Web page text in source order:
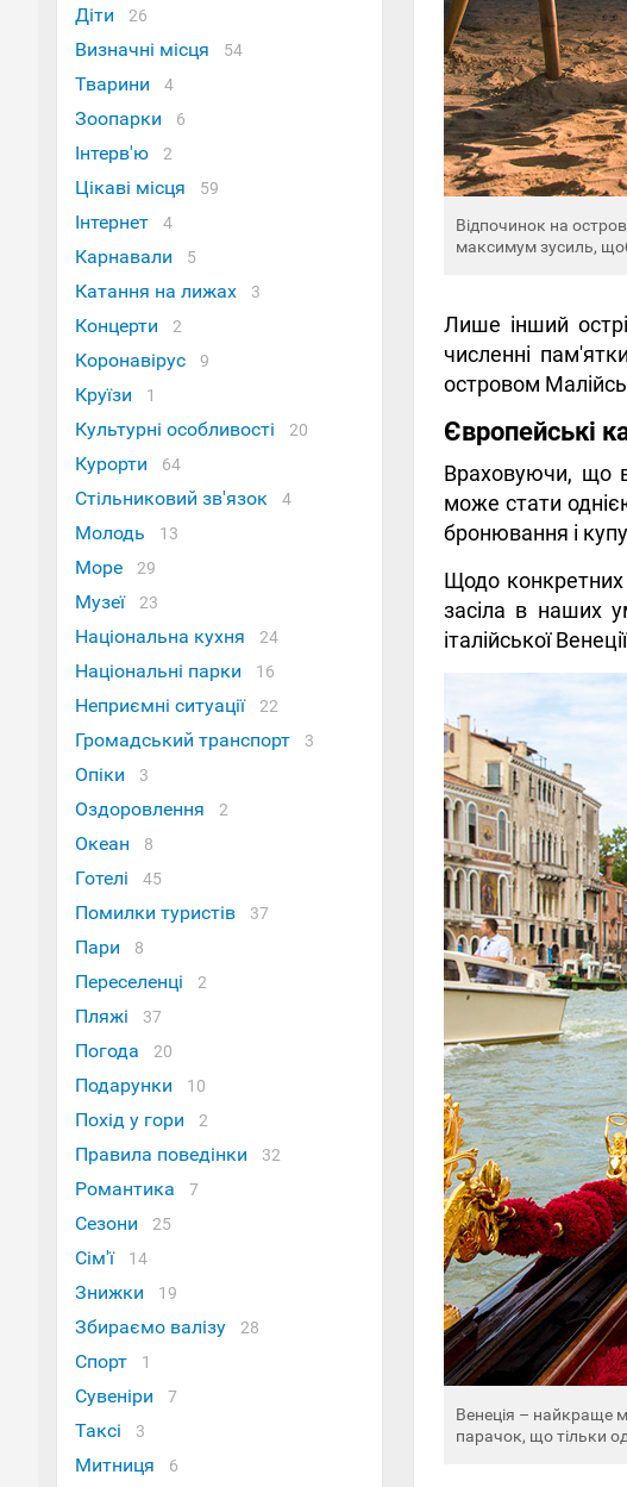
Діти 26
Визначні місця 54
Тварини 4
Зоопарки 6
Інтерв'ю 2
Цікаві місця 59
Інтернет 4
Карнавали 5
Катання на лижах 3
Концерти 2
Коронавірус 9
Круїзи 1
Культурні особливості 20
Курорти 64
Стільниковий зв'язок 4
Молодь 13
Море 29
Музеї 23
Національна кухня 24
Національні парки 16
Неприємні ситуації 22
Громадський транспорт 3
Опіки 3
Оздоровлення 2
Океан 8
Готелі 45
Помилки туристів 37
Пари 8
Переселенці 2
Пляжі 37
Погода 20
Подарунки 10
Похід у гори 2
Правила поведінки 32
Романтика 7
Сезони 25
Сім'ї 14
Знижки 19
Збираємо валізу 28
Спорт 1
Сувеніри 7
Таксі 3
Митниця 6
Відпочинок на
максимум зусиль,
Лише інший
численні
островом
Європейські
Враховуючи, що
може стати
бронювання і
Щодо
засіла в наших
італійської
Венеція – найкраще
парачок, що тільки